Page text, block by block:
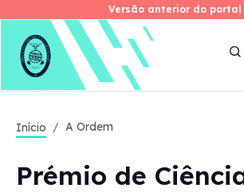
Skip
Versão anterior do portal
Versão anterior do portal
Início A Ordem
Prémio de